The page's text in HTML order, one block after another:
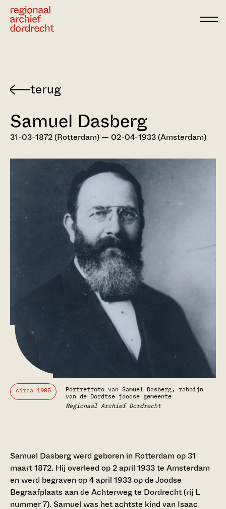
Terug
Dordts
biografisch
woordenboek
Samuel Dasberg
31-03-1872 (Rotterdam) — 02-04-1933 (Amsterdam)
Portretfoto van Samuel Dasberg, rabbijn
van de Dordtse joodse gemeente
Regionaal Archief Dordrecht
circa 1905
Samuel Dasberg werd geboren in Rotterdam op 31
maart 1872. Hij overleed op 2 april 1933 te Amsterdam
en werd begraven op 4 april 1933 op de Joodse
Begraafplaats aan de Achterweg te Dordrecht (rij L
nummer 7). Samuel was het achtste kind van Isaac